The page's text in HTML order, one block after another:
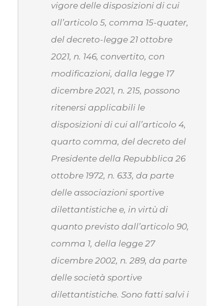
vigore delle disposizioni di cui
all’articolo 5, comma 15-quater,
del decreto-legge 21 ottobre
2021, n. 146, convertito, con
modificazioni, dalla legge 17
dicembre 2021, n. 215, possono
ritenersi applicabili le
disposizioni di cui all’articolo 4,
quarto comma, del decreto del
Presidente della Repubblica 26
ottobre 1972, n. 633, da parte
delle associazioni sportive
dilettantistiche e, in virtù di
quanto previsto dall’articolo 90,
comma 1, della legge 27
dicembre 2002, n. 289, da parte
delle società sportive
dilettantistiche. Sono fatti salvi i